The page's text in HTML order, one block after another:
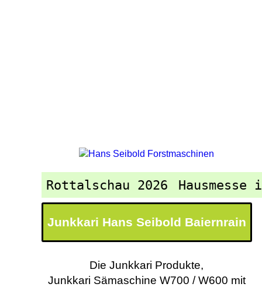
Rottalschau 2026
Junkkari Hans Seibold Baiernrain
Die Junkkari Produkte,
Junkkari Sämaschine W700 / W600 mit